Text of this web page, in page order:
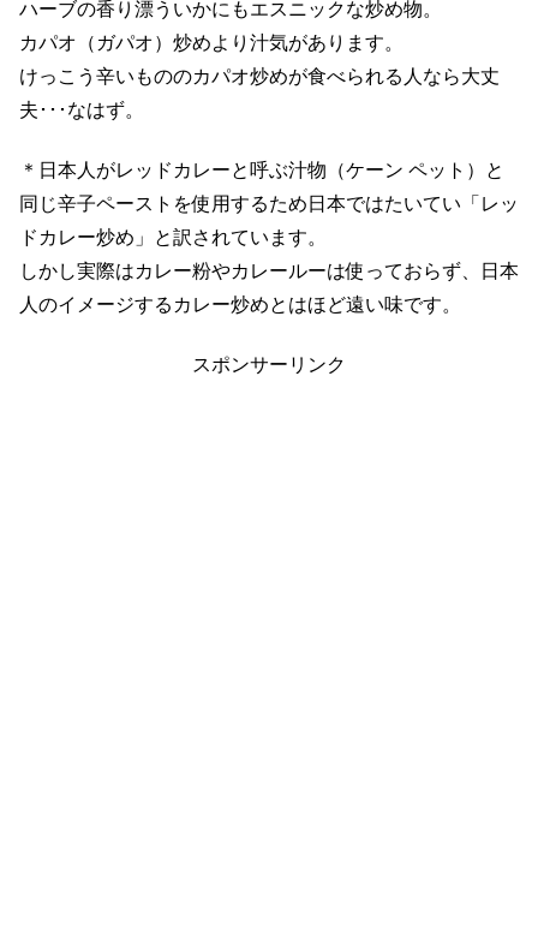
ハーブの香り漂ういかにもエスニックな炒め物。
カパオ（ガパオ）炒めより汁気があります。
けっこう辛いもののカパオ炒めが食べられる人なら大丈
夫･･･なはず。
＊日本人がレッドカレーと呼ぶ汁物（ケーン ペット）と
同じ辛子ペーストを使用するため日本ではたいてい「レッ
ドカレー炒め」と訳されています。
しかし実際はカレー粉やカレールーは使っておらず、日本
人のイメージするカレー炒めとはほど遠い味です。
スポンサーリンク